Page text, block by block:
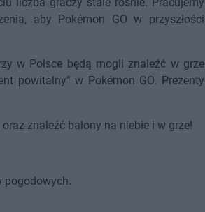
aby Pokémon GO w przyszłości
w Polsce będą mogli znaleźć w grze
powitalny” w Pokémon GO. Prezenty
znaleźć balony na niebie i w grze!
pogodowych.